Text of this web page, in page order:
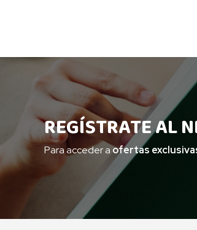
REGÍSTRATE AL
Para acceder a ofertas